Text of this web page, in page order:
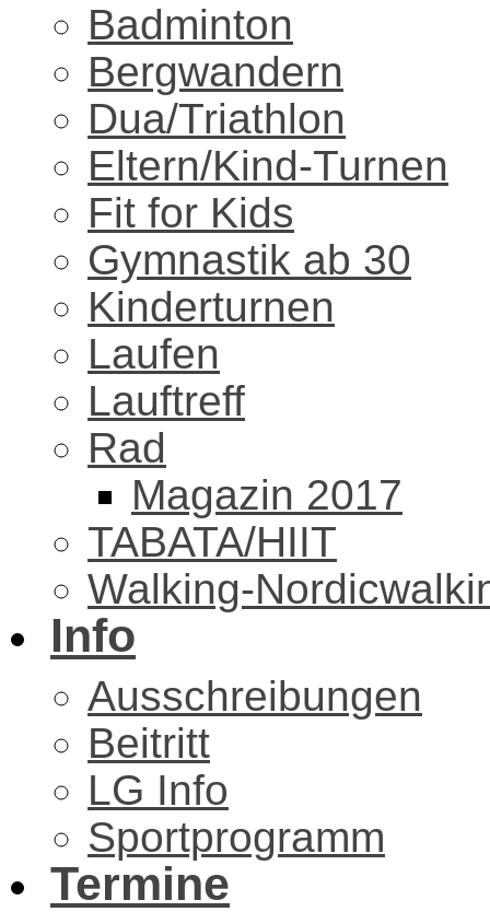
Badminton
Bergwandern
Dua/Triathlon
Eltern/Kind-Turnen
Fit for Kids
Gymnastik ab 30
Kinderturnen
Laufen
Lauftreff
Rad
Magazin 2017
TABATA/HIIT
Walking-
Info
Ausschreibungen
Beitritt
LG Info
Sportprogramm
Termine